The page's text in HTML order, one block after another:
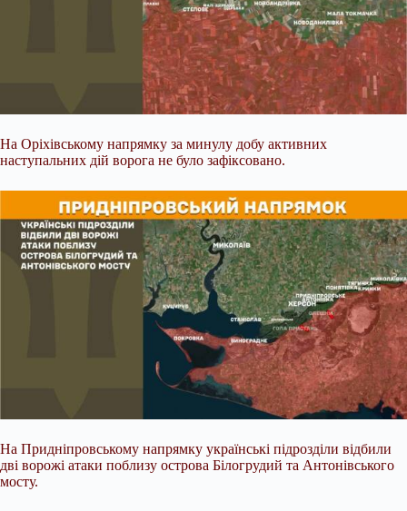
На Оріхівському напрямку за минулу добу активних
наступальних дій ворога не було зафіксовано.
На Придніпровському напрямку українські підрозділи відбили
дві ворожі атаки поблизу острова Білогрудий та Антонівського
мосту.